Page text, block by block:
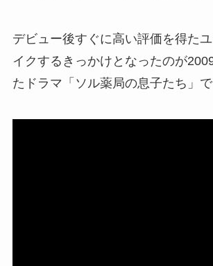
デビュー後すぐに高い評価を得た
イクするきっかけとなったのが
たドラマ「ソル薬局の息子たち」で